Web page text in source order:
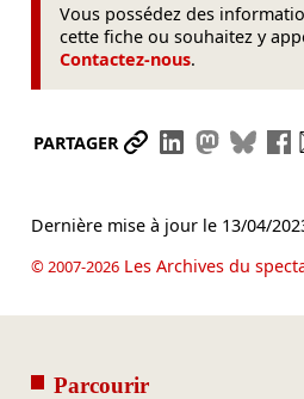
Vous possédez des
cette fiche ou souhaitez y
Contactez-nous.
PARTAGER Partager le lien
Partager
Dernière mise à jour le 13/04/
© 2007-2026Les Archives du
Parcourir